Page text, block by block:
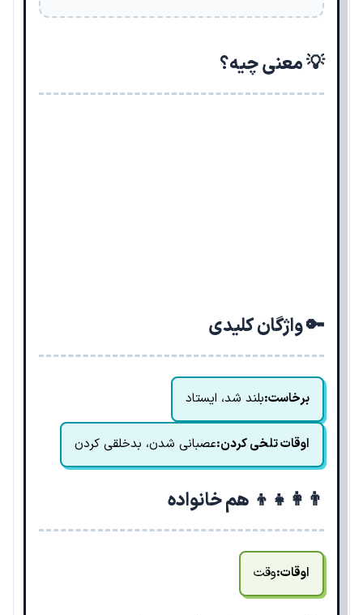
💡 معنی چیه؟
🔑 واژگان کلیدی
برخاست:بلند شد، ایستاد
اوقات تلخی کردن:عصبانی شدن، بدخلقی کردن
👨‍👩‍👧‍👦 هم خانواده
اوقات:وقت